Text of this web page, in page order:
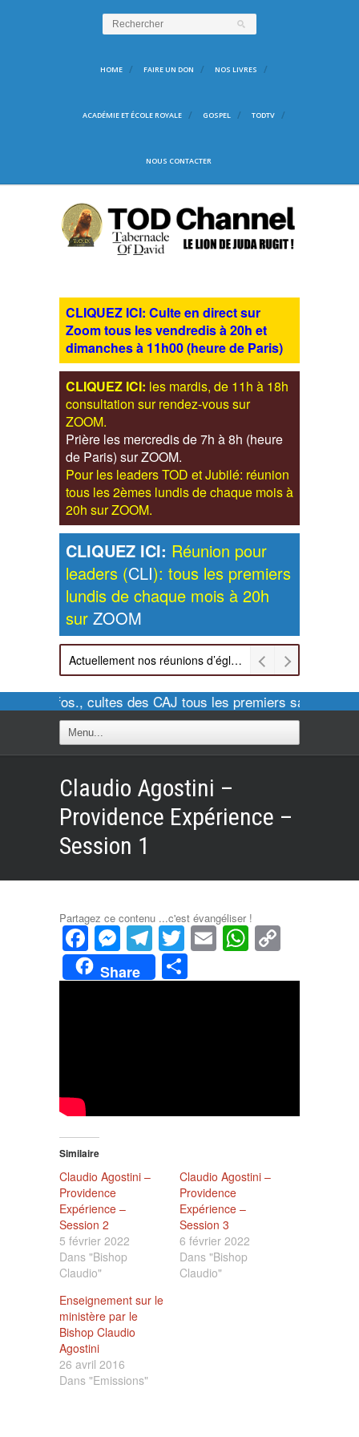
HOME FAIRE UN DON NOS LIVRES
ACADÉMIE ET ÉCOLE ROYALE GOSPEL TODTV
NOUS CONTACTER
CLIQUEZ ICI: Culte en direct sur
Zoom tous les vendredis à 20h et
dimanches à 11h00 (heure de Paris)
CLIQUEZ ICI: les mardis, de 11h à 18h
consultation sur rendez-vous sur
ZOOM.
Prière les mercredis de 7h à 8h (heure
de Paris) sur ZOOM.
Pour les leaders TOD et Jubilé: réunion
tous les 2èmes lundis de chaque mois à
20h sur ZOOM.
CLIQUEZ ICI: Réunion pour
leaders (CLI): tous les premiers
lundis de chaque mois à 20h
sur ZOOM
Actuellement nos réunions d’église sont retransmises sur ZOOM les dimanches à 11h et vendredis à 20h00
Pour infos., cultes des CAJ tous les premiers samedis
Claudio Agostini –
Providence Expérience –
Session 1
Partagez ce contenu ...c'est évangéliser !
Facebook
Messenger
Telegram
Twitter
Email
Share
Similaire
Claudio Agostini –
Providence
Expérience –
Session 2
5 février 2022
Dans "Bishop
Claudio"
Claudio Agostini –
Providence
Expérience –
Session 3
6 février 2022
Dans "Bishop
Claudio"
Enseignement sur le
ministère par le
Bishop Claudio
Agostini
26 avril 2016
Dans "Emissions"